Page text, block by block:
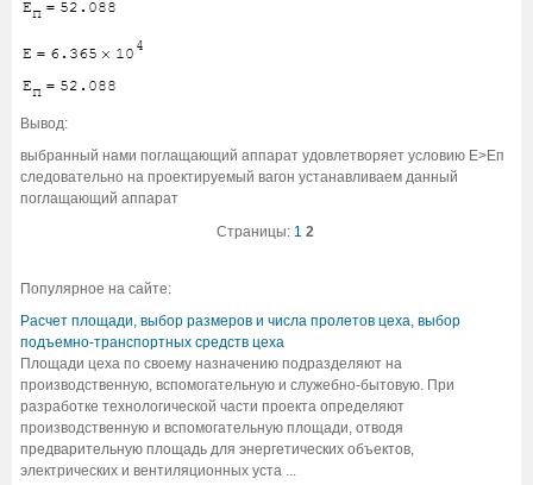
Вывод:
выбранный нами поглащающий аппарат удовлетворяет условию E>Eп
следовательно на проектируемый вагон устанавливаем данный
поглащающий аппарат
Страницы: 1 2
Популярное на сайте:
Расчет площади, выбор размеров и числа пролетов цеха, выбор
подъемно-транспортных средств цеха
Площади цеха по своему назначению подразделяют на
производственную, вспомогательную и служебно-бытовую. При
разработке технологической части проекта определяют
производственную и вспомогательную площади, отводя
предварительную площадь для энергетических объектов,
электрических и вентиляционных уста ...